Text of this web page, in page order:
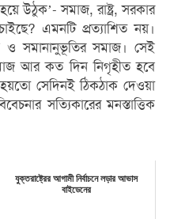
উঠুক’- সমাজ, রাষ্ট্র, সরকার
এমনটি প্রত্যাশিত নয়।
ও সমানানুভূতির সমাজ। সেই
আর কত দিন নিগৃহীত হবে
সেদিনই ঠিকঠাক দেওয়া
সত্যিকারের মনস্তাত্তিক
যুক্তরাষ্ট্রের আগামী নির্বাচনে লড়ার আভাস
বাইডেনের